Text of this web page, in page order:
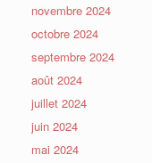
novembre 2024
octobre 2024
septembre 2024
août 2024
juillet 2024
juin 2024
mai 2024